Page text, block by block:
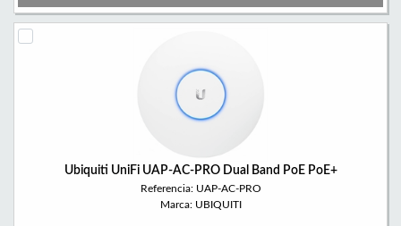
Ubiquiti UniFi UAP-AC-PRO Dual Band PoE PoE+
Referencia: UAP-AC-PRO
Marca: UBIQUITI